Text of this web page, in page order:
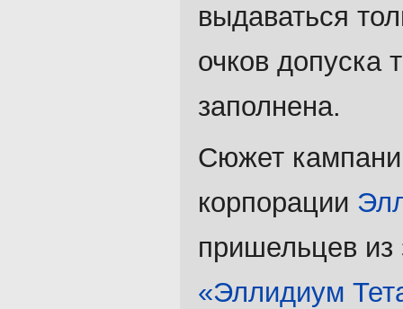
выдаваться
очков допуска
заполнена.
Сюжет
корпорации
пришельцев из
«Эллидиум